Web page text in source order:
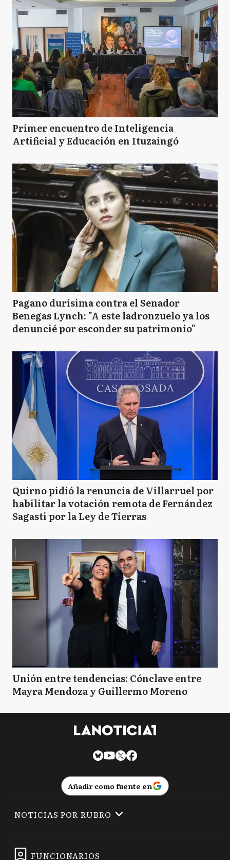
Primer encuentro de Inteligencia
Artificial y Educación en Ituzaingó
Pagano durísima contra el Senador
Benegas Lynch: "A este ladronzuelo ya los
denuncié por esconder su patrimonio"
Quirno pidió la renuncia de Villarruel por
habilitar la votación remota de Fernández
Sagasti por la Ley de Tierras
Unión entre tendencias: Cónclave entre
Mayra Mendoza y Guillermo Moreno
Añadir como fuente en
FUNCIONARIOS
NOTICIAS POR RUBRO